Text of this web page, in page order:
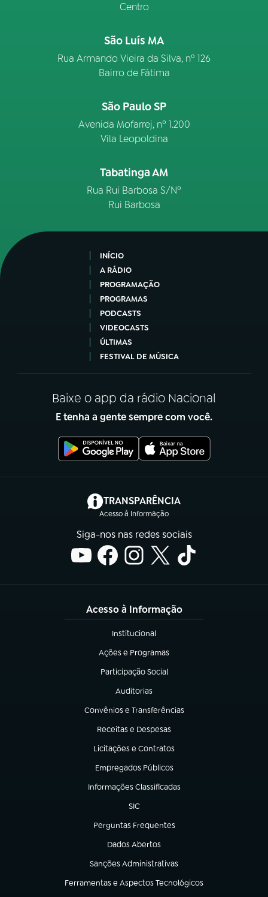
Centro
São Luís MA
Rua Armando Vieira da Silva, nº 126
Bairro de Fátima
São Paulo SP
Avenida Mofarrej, nº 1.200
Vila Leopoldina
Tabatinga AM
Rua Rui Barbosa S/Nº
Rui Barbosa
INÍCIO
A RÁDIO
PROGRAMAÇÃO
PROGRAMAS
PODCASTS
VIDEOCASTS
ÚLTIMAS
FESTIVAL DE MÚSICA
Baixe o app da rádio Nacional
E tenha a gente sempre com você.
TRANSPARÊNCIA
Acesso à Informação
(abre em nova aba)
Siga-nos nas redes sociais
Acesso à Informação
Institucional
(abre em nova aba)
Ações e Programas
(abre em nova aba)
Participação Social
(abre em nova aba)
Auditorias
(abre em nova aba)
Convênios e Transferências
(abre em nova aba)
Receitas e Despesas
(abre em nova aba)
Licitações e Contratos
(abre em nova aba)
Empregados Públicos
(abre em nova aba)
Informações Classificadas
(abre em nova aba)
SIC
(abre em nova aba)
Perguntas Frequentes
(abre em nova aba)
Dados Abertos
(abre em nova aba)
Sanções Administrativas
(abre em nova aba)
Ferramentas e Aspectos Tecnológicos
(abre em nova aba)